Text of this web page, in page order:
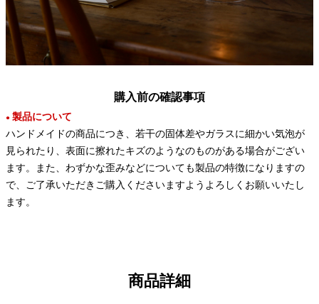
購入前の確認事項
● 製品について
ハンドメイドの商品につき、若干の固体差やガラスに細かい気泡が
見られたり、表面に擦れたキズのようなのものがある場合がござい
ます。また、わずかな歪みなどについても製品の特徴になりますの
で、ご了承いただきご購入くださいますようよろしくお願いいたし
ます。
商品詳細